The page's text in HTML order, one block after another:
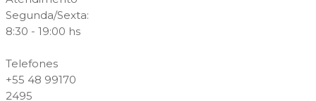
Segunda/Sexta:
8:30 - 19:00 hs
Telefones
+55 48 99170
2495